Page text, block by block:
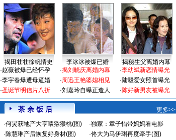
揭田壮壮徐帆情史 李冰冰被爆已婚
揭秘生父离婚内幕
·赵薇被爆已经怀孕
·李宇春爆遭母逼婚
·圣诞节明信片八折
·揭刘晓庆离婚内幕
·周迅王艳婆媳相见
·刘嘉玲自曝正造人
·李幼斌新恋情曝光
·陆毅爱女照首曝光
·陈好新男友被曝光
茶 余 饭 后
更多>>
·何炅获地产大亨喂猕猴桃(图) ·独家：章子怡带妈妈看电影
·陈慧琳产后恢复好身材(图) ·佟大为马伊琍再度牵手(图)